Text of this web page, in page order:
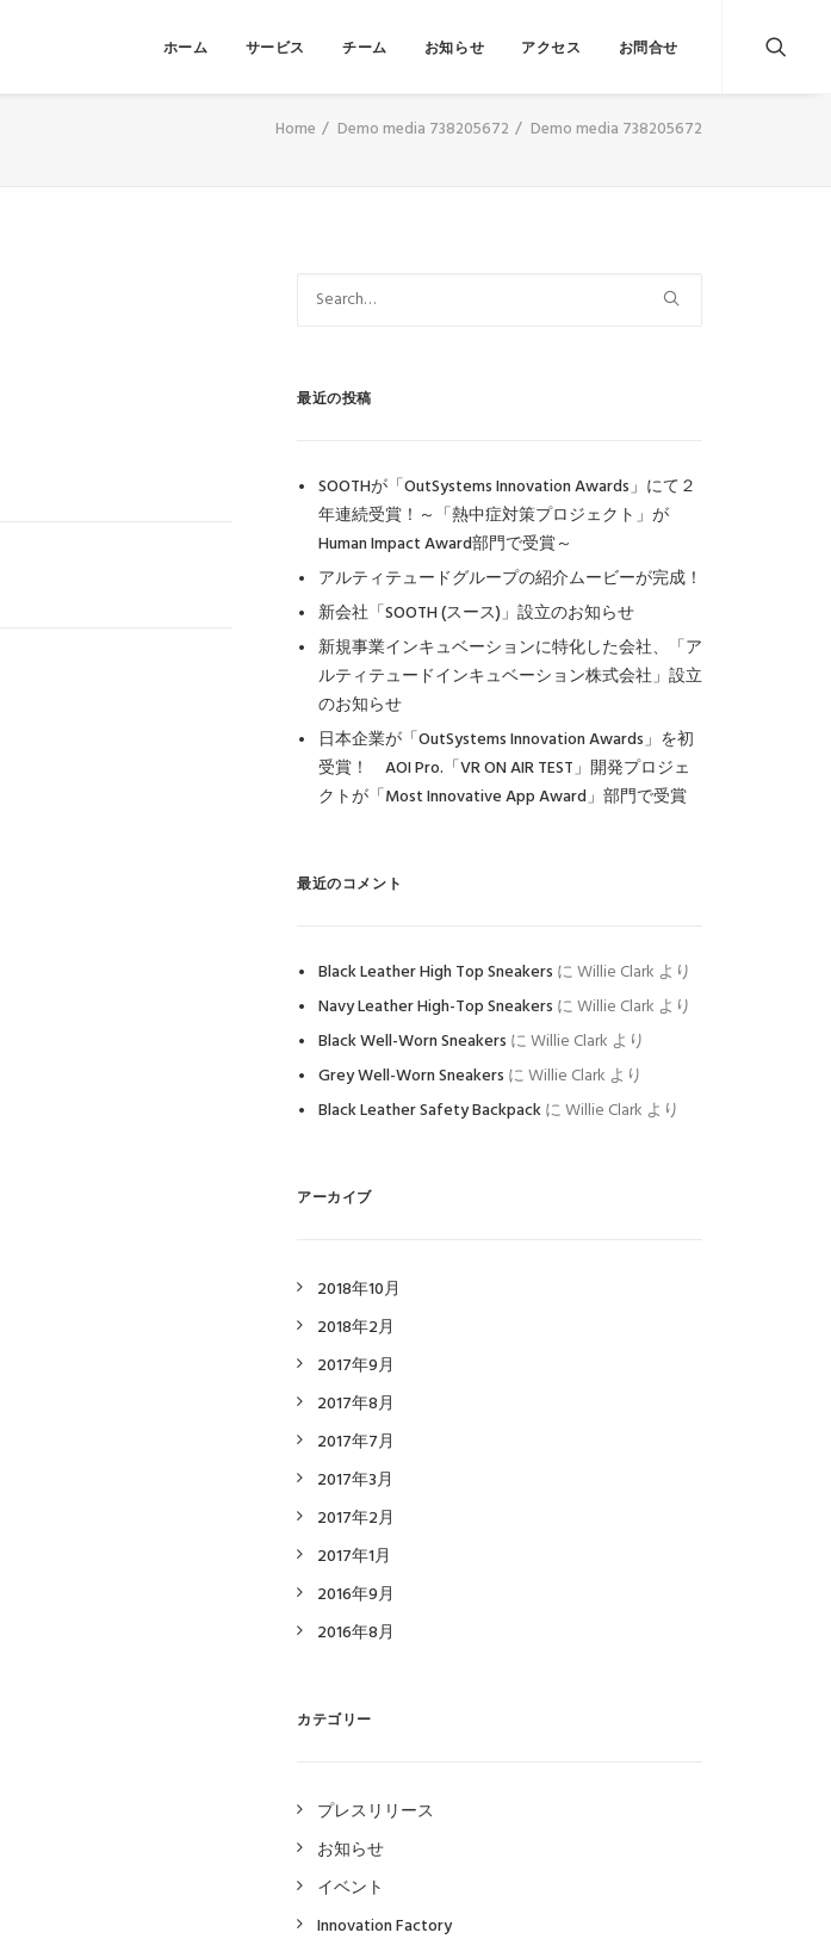
ホーム サービス チーム お知らせ アクセス お問合せ
Home Demo media 738205672 Demo media 738205672
最近の投稿
SOOTHが「OutSystems Innovation Awards」にて２
年連続受賞！～「熱中症対策プロジェクト」が
Human Impact Award部門で受賞～
アルティテュードグループの紹介ムービーが完成！
新会社「SOOTH (スース)」設立のお知らせ
新規事業インキュベーションに特化した会社、「ア
ルティテュードインキュベーション株式会社」設立
のお知らせ
日本企業が「OutSystems Innovation Awards」を初
受賞！ AOI Pro.「VR ON AIR TEST」開発プロジェ
クトが「Most Innovative App Award」部門で受賞
最近のコメント
Black Leather High Top Sneakers にWillie Clark より
Navy Leather High-Top Sneakers にWillie Clark より
Black Well-Worn Sneakers にWillie Clark より
Grey Well-Worn Sneakers にWillie Clark より
Black Leather Safety BackpackにWillie Clark より
アーカイブ
2018年10月
2018年2月
2017年9月
2017年8月
2017年7月
2017年3月
2017年2月
2017年1月
2016年9月
2016年8月
カテゴリー
プレスリリース
お知らせ
イベント
Innovation Factory